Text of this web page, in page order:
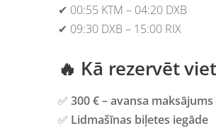
✔ 00:55 KTM – 04:20 DXB
✔ 09:30 DXB – 15:00 RIX
🔥 Kā rezervēt
✅ 300 € – avansa
✅ Lidmašīnas biļetes iegāde